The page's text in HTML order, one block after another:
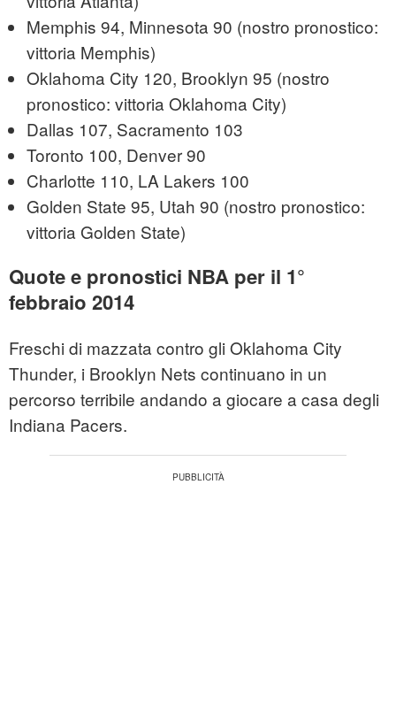
Memphis 94, Minnesota 90 (nostro pronostico:
vittoria Memphis)
Oklahoma City 120, Brooklyn 95 (nostro
pronostico: vittoria Oklahoma City)
Dallas 107, Sacramento 103
Toronto 100, Denver 90
Charlotte 110, LA Lakers 100
Golden State 95, Utah 90 (nostro pronostico:
vittoria Golden State)
Quote e pronostici NBA per il 1°
febbraio 2014
Freschi di mazzata contro gli Oklahoma City
Thunder, i Brooklyn Nets continuano in un
percorso terribile andando a giocare a casa degli
Indiana Pacers.